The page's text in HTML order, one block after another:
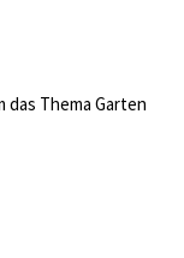
das Thema Garten